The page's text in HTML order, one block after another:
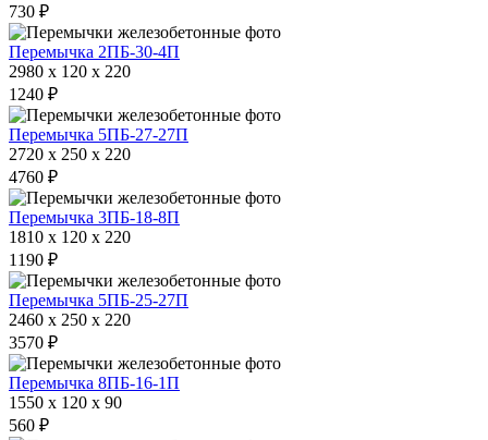
730 ₽
Перемычка 2ПБ-30-4П
2980 x 120 x 220
1240 ₽
Перемычка 5ПБ-27-27П
2720 x 250 x 220
4760 ₽
Перемычка 3ПБ-18-8П
1810 x 120 x 220
1190 ₽
Перемычка 5ПБ-25-27П
2460 x 250 x 220
3570 ₽
Перемычка 8ПБ-16-1П
1550 x 120 x 90
560 ₽